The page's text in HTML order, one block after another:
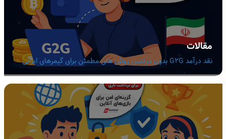
مقالات
نقد درآمد G2G بدون دردسر، روش های مطمئن برای گیمرهای ایرانی